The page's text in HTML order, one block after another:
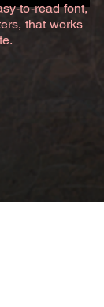
to-read font,
that works